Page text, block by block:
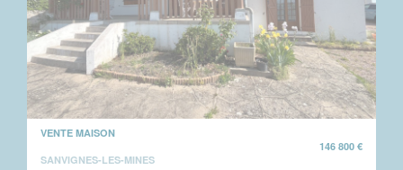
VENTE MAISON
146 800 €
SANVIGNES-LES-MINES